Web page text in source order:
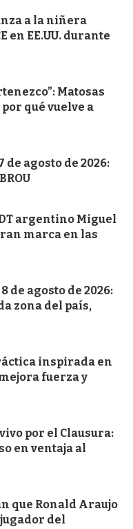
a la niñera
en EE.UU. durante
Matosas
qué vuelve a
de agosto de 2026:
argentino Miguel
marca en las
de agosto de 2026:
zona del país,
inspirada en
fuerza y
por el Clausura:
en ventaja al
que Ronald Araujo
del